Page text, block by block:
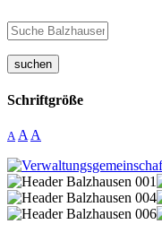
suchen
Schriftgröße
A A A